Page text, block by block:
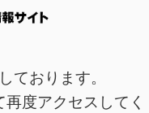
ております。
度アクセスしてく